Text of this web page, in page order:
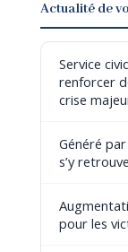
Actualité de
Service
renforcer
crise
Généré
s’y
pour les